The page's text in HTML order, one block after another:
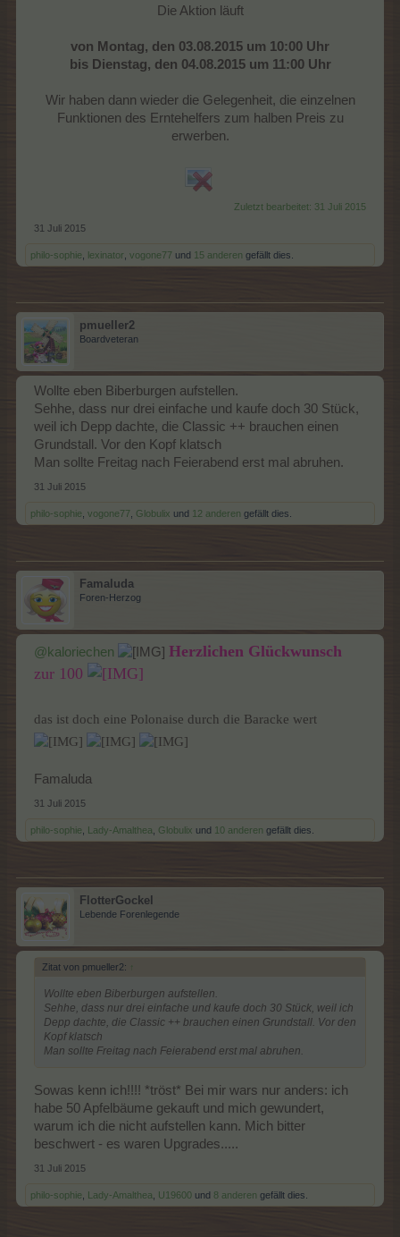
Die Aktion läuft
von Montag, den 03.08.2015 um 10:00 Uhr
bis Dienstag, den 04.08.2015 um 11:00 Uhr
Wir haben dann wieder die Gelegenheit, die einzelnen
Funktionen des Erntehelfers zum halben Preis zu
erwerben.
Zuletzt bearbeitet: 31 Juli 2015
31 Juli 2015
philo-sophie lexinator vogone77 und 15 anderen gefällt dies.
pmueller2
Boardveteran
Wollte eben Biberburgen aufstellen.
Sehhe, dass nur drei einfache und kaufe doch 30 Stück,
weil ich Depp dachte, die Classic ++ brauchen einen
Grundstall. Vor den Kopf klatsch
Man sollte Freitag nach Feierabend erst mal abruhen.
31 Juli 2015
philo-sophie vogone77 Globulix und 12 anderen gefällt dies.
Famaluda
Foren-Herzog
@kaloriechen
Herzlichen Glückwunsch
zur 100
das ist doch eine Polonaise durch die Baracke wert
Famaluda
31 Juli 2015
philo-sophie Lady-Amalthea Globulix und 10 anderen gefällt dies.
FlotterGockel
Lebende Forenlegende
Zitat von pmueller2: ↑
Wollte eben Biberburgen aufstellen.
Sehhe, dass nur drei einfache und kaufe doch 30 Stück, weil ich
Depp dachte, die Classic ++ brauchen einen Grundstall. Vor den
Kopf klatsch
Man sollte Freitag nach Feierabend erst mal abruhen.
Sowas kenn ich!!!! *tröst* Bei mir wars nur anders: ich
habe 50 Apfelbäume gekauft und mich gewundert,
warum ich die nicht aufstellen kann. Mich bitter
beschwert - es waren Upgrades.....
31 Juli 2015
philo-sophie Lady-Amalthea U19600 und 8 anderen gefällt dies.